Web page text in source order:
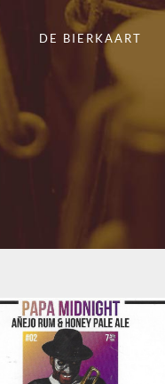
DE BIERKAART